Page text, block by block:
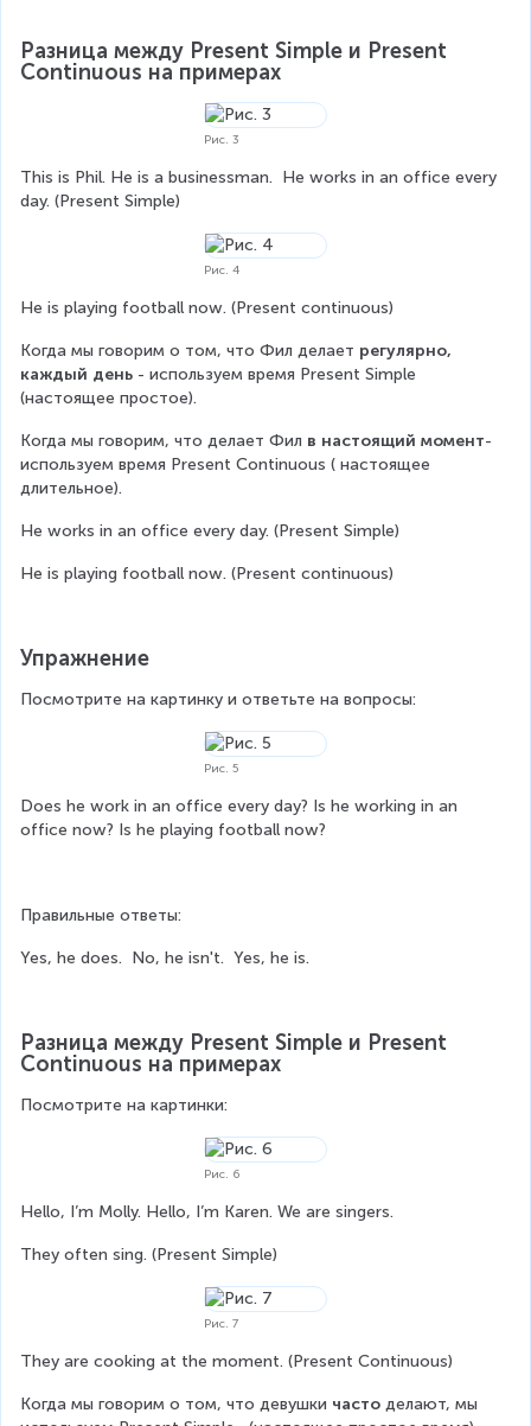
Разница между Present Simple и Present
Continuous на примерах
Рис. 3
This is Phil. He is a businessman.  He works in an office every
day. (Present Simple)
Рис. 4
He is playing football now. (Present continuous)
Когда мы говорим о том, что Фил делает регулярно,
каждый день - используем время Present Simple
(настоящее простое).
Когда мы говорим, что делает Фил в настоящий момент-
используем время Present Continuous ( настоящее
длительное).
He works in an office every day. (Present Simple)
He is playing football now. (Present continuous)
Упражнение
Посмотрите на картинку и ответьте на вопросы:
Рис. 5
Does he work in an office every day? Is he working in an
office now? Is he playing football now?
Правильные ответы:
Yes, he does.  No, he isn't.  Yes, he is.
Разница между Present Simple и Present
Continuous на примерах
Посмотрите на картинки:
Рис. 6
Hello, I’m Molly. Hello, I’m Karen. We are singers.
They often sing. (Present Simple)
Рис. 7
They are cooking at the moment. (Present Continuous)
Когда мы говорим о том, что девушки часто делают, мы